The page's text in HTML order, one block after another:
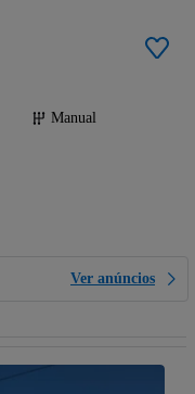
Manual
Ver anúncios